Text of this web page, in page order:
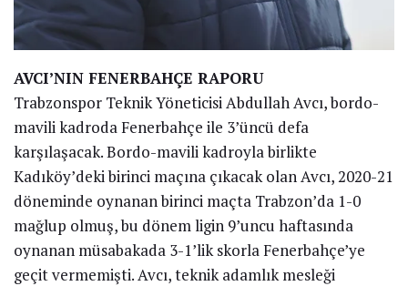
AVCI’NIN FENERBAHÇE RAPORU
Trabzonspor Teknik Yöneticisi Abdullah Avcı, bordo-
mavili kadroda Fenerbahçe ile 3’üncü defa
karşılaşacak. Bordo-mavili kadroyla birlikte
Kadıköy’deki birinci maçına çıkacak olan Avcı, 2020-21
döneminde oynanan birinci maçta Trabzon’da 1-0
mağlup olmuş, bu dönem ligin 9’uncu haftasında
oynanan müsabakada 3-1’lik skorla Fenerbahçe’ye
geçit vermemişti. Avcı, teknik adamlık mesleği